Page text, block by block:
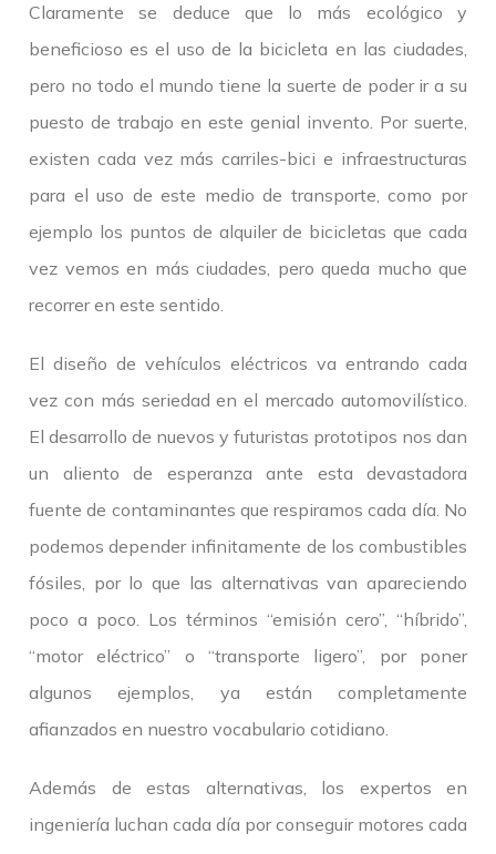
Claramente se deduce que lo más ecológico y
beneficioso es el uso de la bicicleta en las ciudades,
pero no todo el mundo tiene la suerte de poder ir a su
puesto de trabajo en este genial invento. Por suerte,
existen cada vez más carriles-bici e infraestructuras
para el uso de este medio de transporte, como por
ejemplo los puntos de alquiler de bicicletas que cada
vez vemos en más ciudades, pero queda mucho que
recorrer en este sentido.
El diseño de vehículos eléctricos va entrando cada
vez con más seriedad en el mercado automovilístico.
El desarrollo de nuevos y futuristas prototipos nos dan
un aliento de esperanza ante esta devastadora
fuente de contaminantes que respiramos cada día. No
podemos depender infinitamente de los combustibles
fósiles, por lo que las alternativas van apareciendo
poco a poco. Los términos “emisión cero”, “híbrido”,
“motor eléctrico” o “transporte ligero”, por poner
algunos ejemplos, ya están completamente
afianzados en nuestro vocabulario cotidiano.
Además de estas alternativas, los expertos en
ingeniería luchan cada día por conseguir motores cada